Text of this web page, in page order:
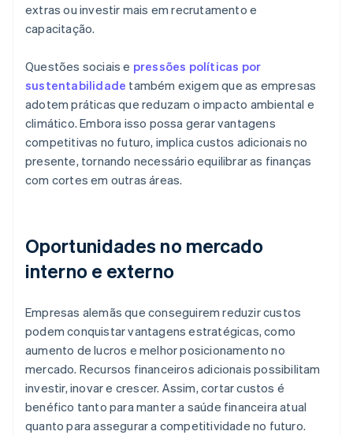
extras ou investir mais em recrutamento e
capacitação.
Questões sociais e pressões políticas por
sustentabilidade também exigem que as empresas
adotem práticas que reduzam o impacto ambiental e
climático. Embora isso possa gerar vantagens
competitivas no futuro, implica custos adicionais no
presente, tornando necessário equilibrar as finanças
com cortes em outras áreas.
Oportunidades no mercado
interno e externo
Empresas alemãs que conseguirem reduzir custos
podem conquistar vantagens estratégicas, como
aumento de lucros e melhor posicionamento no
mercado. Recursos financeiros adicionais possibilitam
investir, inovar e crescer. Assim, cortar custos é
benéfico tanto para manter a saúde financeira atual
quanto para assegurar a competitividade no futuro.